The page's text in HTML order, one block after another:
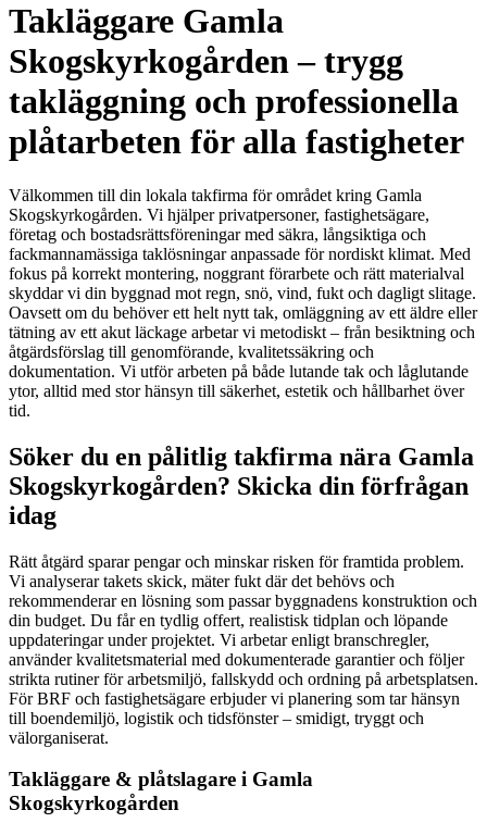
Takläggare Gamla
Skogskyrkogården – trygg
takläggning och professionella
plåtarbeten för alla fastigheter
Välkommen till din lokala takfirma för området kring Gamla
Skogskyrkogården. Vi hjälper privatpersoner, fastighetsägare,
företag och bostadsrättsföreningar med säkra, långsiktiga och
fackmannamässiga taklösningar anpassade för nordiskt klimat. Med
fokus på korrekt montering, noggrant förarbete och rätt materialval
skyddar vi din byggnad mot regn, snö, vind, fukt och dagligt slitage.
Oavsett om du behöver ett helt nytt tak, omläggning av ett äldre eller
tätning av ett akut läckage arbetar vi metodiskt – från besiktning och
åtgärdsförslag till genomförande, kvalitetssäkring och
dokumentation. Vi utför arbeten på både lutande tak och låglutande
ytor, alltid med stor hänsyn till säkerhet, estetik och hållbarhet över
tid.
Söker du en pålitlig takfirma nära Gamla
Skogskyrkogården? Skicka din förfrågan
idag
Rätt åtgärd sparar pengar och minskar risken för framtida problem.
Vi analyserar takets skick, mäter fukt där det behövs och
rekommenderar en lösning som passar byggnadens konstruktion och
din budget. Du får en tydlig offert, realistisk tidplan och löpande
uppdateringar under projektet. Vi arbetar enligt branschregler,
använder kvalitetsmaterial med dokumenterade garantier och följer
strikta rutiner för arbetsmiljö, fallskydd och ordning på arbetsplatsen.
För BRF och fastighetsägare erbjuder vi planering som tar hänsyn
till boendemiljö, logistik och tidsfönster – smidigt, tryggt och
välorganiserat.
Takläggare & plåtslagare i Gamla
Skogskyrkogården